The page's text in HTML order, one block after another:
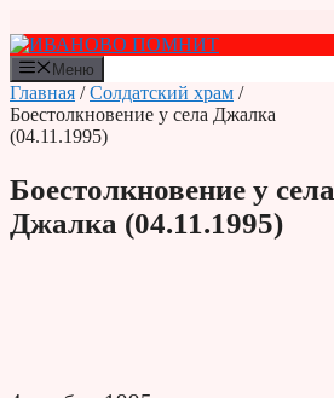
к
содержимому
Меню
Главная /Солдатский храм /
Боестолкновение у села Джалка
(04.11.1995)
Боестолкновение у села
Джалка (04.11.1995)